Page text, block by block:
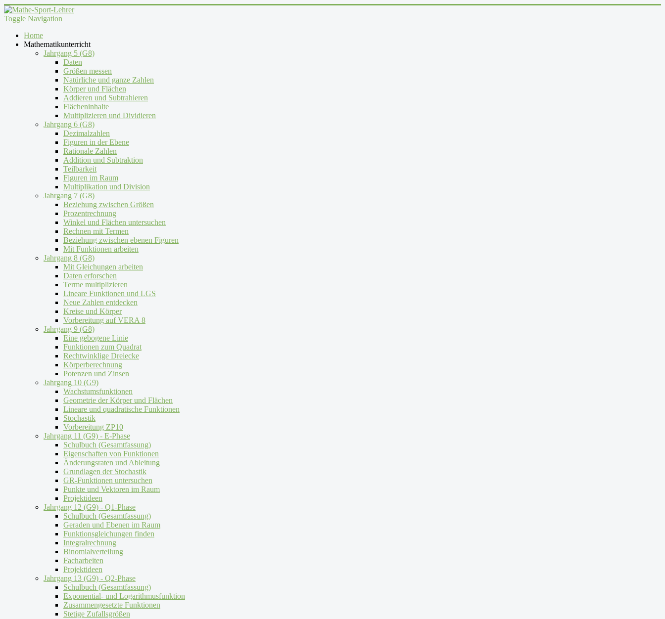
Toggle Navigation
Home
Mathematikunterricht
Jahrgang 5 (G8)
Daten
Größen messen
Natürliche und ganze Zahlen
Körper und Flächen
Addieren und Subtrahieren
Flächeninhalte
Multiplizieren und Dividieren
Jahrgang 6 (G8)
Dezimalzahlen
Figuren in der Ebene
Rationale Zahlen
Addition und Subtraktion
Teilbarkeit
Figuren im Raum
Multiplikation und Division
Jahrgang 7 (G8)
Beziehung zwischen Größen
Prozentrechnung
Winkel und Flächen untersuchen
Rechnen mit Termen
Beziehung zwischen ebenen Figuren
Mit Funktionen arbeiten
Jahrgang 8 (G8)
Mit Gleichungen arbeiten
Daten erforschen
Terme multiplizieren
Lineare Funktionen und LGS
Neue Zahlen entdecken
Kreise und Körper
Vorbereitung auf VERA 8
Jahrgang 9 (G8)
Eine gebogene Linie
Funktionen zum Quadrat
Rechtwinklige Dreiecke
Körperberechnung
Potenzen und Zinsen
Jahrgang 10 (G9)
Wachstumsfunktionen
Geometrie der Körper und Flächen
Lineare und quadratische Funktionen
Stochastik
Vorbereitung ZP10
Jahrgang 11 (G9) - E-Phase
Schulbuch (Gesamtfassung)
Eigenschaften von Funktionen
Änderungsraten und Ableitung
Grundlagen der Stochastik
GR-Funktionen untersuchen
Punkte und Vektoren im Raum
Projektideen
Jahrgang 12 (G9) - Q1-Phase
Schulbuch (Gesamtfassung)
Geraden und Ebenen im Raum
Funktionsgleichungen finden
Integralrechnung
Binomialverteilung
Facharbeiten
Projektideen
Jahrgang 13 (G9) - Q2-Phase
Schulbuch (Gesamtfassung)
Exponential- und Logarithmusfunktion
Zusammengesetzte Funktionen
Stetige Zufallsgrößen